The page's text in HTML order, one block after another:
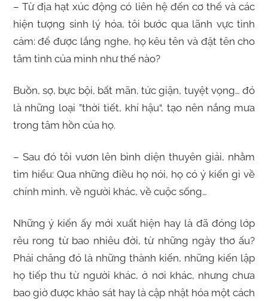
– Từ địa hạt xúc động có liên hệ đến cơ thể và các
hiện tượng sinh lý hóa, tôi bước qua lãnh vực tình
cảm: để được lắng nghe, họ kêu tên và đặt tên cho
tâm tình của mình như thế nào?
Buồn, sợ, bực bội, bất mãn, tức giận, tuyệt vọng… đó
là những loại ”thời tiết, khí hậu“, tạo nên nắng mưa
trong tâm hồn của họ.
– Sau đó tôi vươn lên bình diện thuyên giải, nhằm
tìm hiểu: Qua những điều họ nói, họ có ý kiến gì về
chính mình, về người khác, về cuộc sống…
Những ý kiến ấy mới xuất hiện hay là đã đóng lớp
rêu rong từ bao nhiêu đời, từ những ngày thơ ấu?
Phải chăng đó là những thành kiến, những kiến lập
họ tiếp thu từ người khác, ở nơi khác, nhưng chưa
bao giờ được khảo sát hay là cập nhật hóa một cách